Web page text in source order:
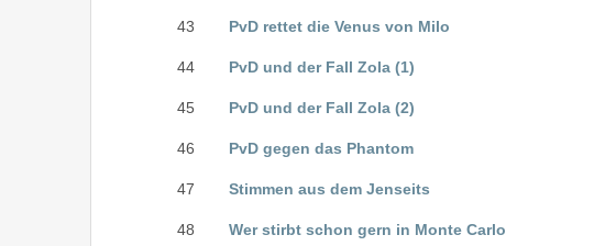
43 PvD rettet die Venus von Milo
44 PvD und der Fall Zola (1)
45 PvD und der Fall Zola (2)
46 PvD gegen das Phantom
47 Stimmen aus dem Jenseits
48 Wer stirbt schon gern in Monte Carlo